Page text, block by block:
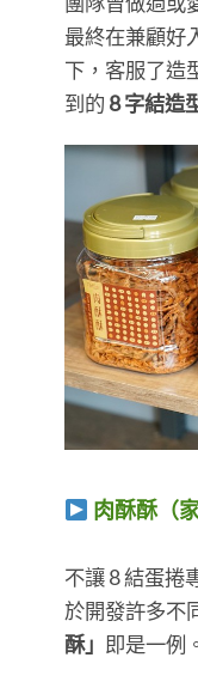
最終在兼顧好
下，客服了造
到的 8 字結造
肉酥酥（
不讓 8 結蛋捲
於開發許多不
酥」 即是一例